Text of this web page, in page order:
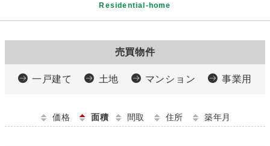
Residential-home
売買物件
一戸建て 土地 マンション 事業用
価格 面積 間取 住所 築年月